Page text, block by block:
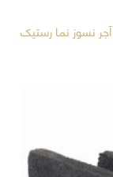
آجر نسوز نما رستیک